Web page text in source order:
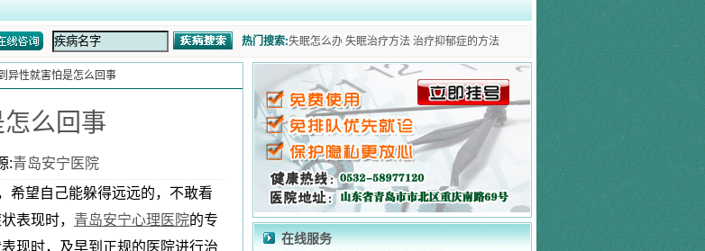
热门搜索:失眠怎么办 失眠治疗方法 治疗抑郁症的方法
异性就害怕是怎么回事
么回事
:青岛安宁医院
希望自己能躲得远远的，不敢看
表现时， 青岛安宁心理医院的专
现时，及早到正规的医院进行治
在线服务